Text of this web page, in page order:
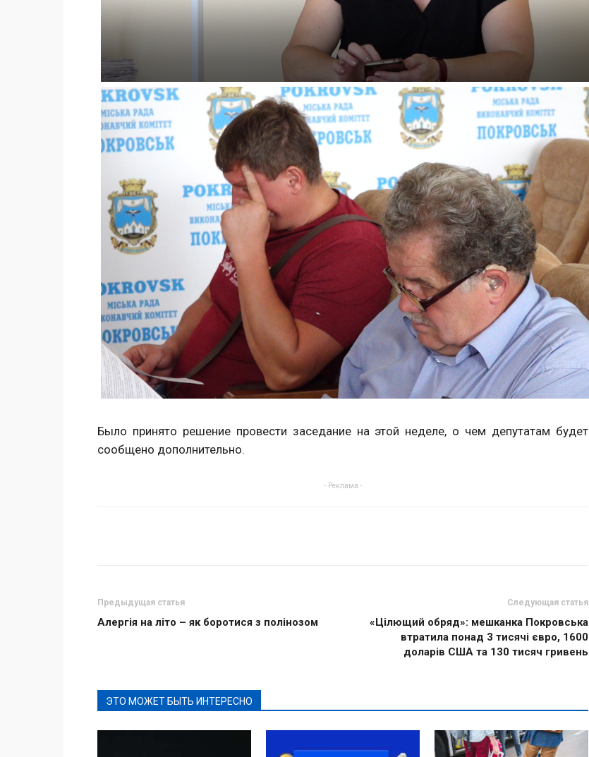
Было принято решение провести заседание на этой неделе, о чем депутатам будет
сообщено дополнительно.
- Реклама -
Предыдущая статья
Алергія на літо – як боротися з полінозом
Следующая статья
«Цілющий обряд»: мешканка Покровська
втратила понад 3 тисячі євро, 1600
доларів США та 130 тисяч гривень
ЭТО МОЖЕТ БЫТЬ ИНТЕРЕСНО